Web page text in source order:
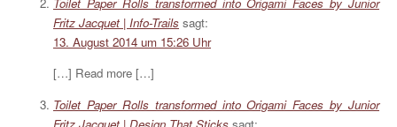
Fritz Jacquet | Info-Trails sagt:
13. August 2014 um 15:26 Uhr
[…] Read more […]
Toilet Paper Rolls transformed into Origami Faces by Junior